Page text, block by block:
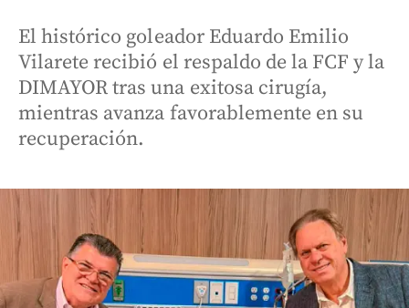
El histórico goleador Eduardo Emilio
Vilarete recibió el respaldo de la FCF y la
DIMAYOR tras una exitosa cirugía,
mientras avanza favorablemente en su
recuperación.